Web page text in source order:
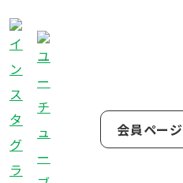
会員ページ